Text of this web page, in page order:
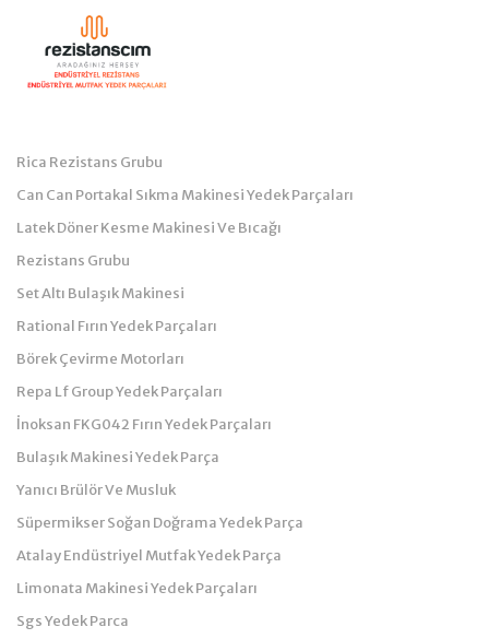
Rica Rezistans Grubu
Can Can Portakal Sıkma Makinesi Yedek Parçaları
Latek Döner Kesme Makinesi Ve Bıcağı
Rezistans Grubu
Set Altı Bulaşık Makinesi
Rational Fırın Yedek Parçaları
Börek Çevirme Motorları
Repa Lf Group Yedek Parçaları
İnoksan FKG042 Fırın Yedek Parçaları
Bulaşık Makinesi Yedek Parça
Yanıcı Brülör Ve Musluk
Süpermikser Soğan Doğrama Yedek Parça
Atalay Endüstriyel Mutfak Yedek Parça
Limonata Makinesi Yedek Parçaları
Sgs Yedek Parca